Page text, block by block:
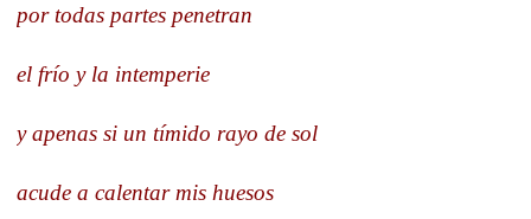
por todas partes penetran
el frío y la intemperie
y apenas si un tímido rayo de sol
acude a calentar mis huesos